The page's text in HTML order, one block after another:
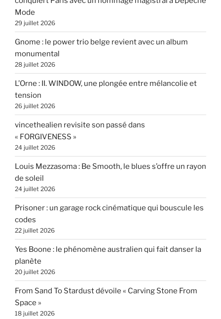
Mode
29 juillet 2026
Gnome : le power trio belge revient avec un album
monumental
28 juillet 2026
L’Orne : II. WINDOW, une plongée entre mélancolie et
tension
26 juillet 2026
vincethealien revisite son passé dans
« FORGIVENESS »
24 juillet 2026
Louis Mezzasoma : Be Smooth, le blues s’offre un rayon
de soleil
24 juillet 2026
Prisoner : un garage rock cinématique qui bouscule les
codes
22 juillet 2026
Yes Boone : le phénomène australien qui fait danser la
planète
20 juillet 2026
From Sand To Stardust dévoile « Carving Stone From
Space »
18 juillet 2026